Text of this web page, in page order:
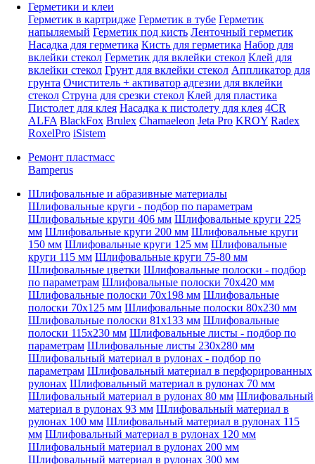
Герметики и клеи
Герметик в картридже Герметик в тубе Герметик
напыляемый Герметик под кисть Ленточный герметик
Насадка для герметика Кисть для герметика Набор для
вклейки стекол Герметик для вклейки стекол Клей для
вклейки стекол Грунт для вклейки стекол Аппликатор для
грунта Очиститель + активатор адгезии для вклейки
стекол Струна для срезки стекол Клей для пластика
Пистолет для клея Насадка к пистолету для клея 4CR
ALFA BlackFox Brulex Chamaeleon Jeta Pro KROY Radex
RoxelPro iSistem
Ремонт пластмасс
Bamperus
Шлифовальные и абразивные материалы
Шлифовальные круги - подбор по параметрам
Шлифовальные круги 406 мм Шлифовальные круги 225
мм Шлифовальные круги 200 мм Шлифовальные круги
150 мм Шлифовальные круги 125 мм Шлифовальные
круги 115 мм Шлифовальные круги 75-80 мм
Шлифовальные цветки Шлифовальные полоски - подбор
по параметрам Шлифовальные полоски 70x420 мм
Шлифовальные полоски 70x198 мм Шлифовальные
полоски 70x125 мм Шлифовальные полоски 80x230 мм
Шлифовальные полоски 81x133 мм Шлифовальные
полоски 115x230 мм Шлифовальные листы - подбор по
параметрам Шлифовальные листы 230x280 мм
Шлифовальный материал в рулонах - подбор по
параметрам Шлифовальный материал в перфорированных
рулонах Шлифовальный материал в рулонах 70 мм
Шлифовальный материал в рулонах 80 мм Шлифовальный
материал в рулонах 93 мм Шлифовальный материал в
рулонах 100 мм Шлифовальный материал в рулонах 115
мм Шлифовальный материал в рулонах 120 мм
Шлифовальный материал в рулонах 200 мм
Шлифовальный материал в рулонах 300 мм